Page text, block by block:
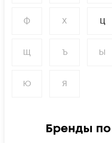
Ф Х Ц
Щ Ъ Ы
Ю Я
Бренды